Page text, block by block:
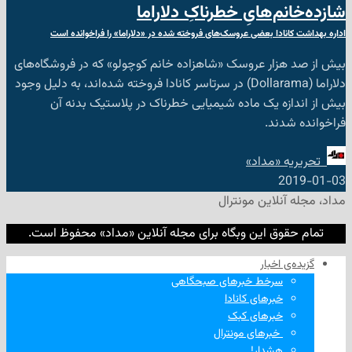
خطرناکِ دلاراما
بعضی عروسک‌های فروخته شده در «دلاراما» را فراخوانده است
عروسک «شاهزاده خانم کوچولو» که در فروشگاه‌های
دلاراما (Dollarama) در سرتاسر کانادا فروخته شده‌اند، به دلیل وجود
یک ماده شیمیایی خطرناک در پلاستیک بدنه آن
«مداد»
مونترال
این وبگاه برای مجله آنلاین «مداد» محفوظ است.
اخبار
سرخط خبرهای صبحگاهی
خبرهای کانادا
خبرهای کبک
‌ خبرهای مونترال